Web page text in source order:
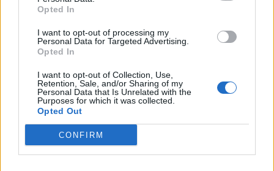
Opted In
I want to opt-out of processing my
Personal Data for Targeted Advertising.
Opted In
I want to opt-out of Collection, Use,
Retention, Sale, and/or Sharing of my
Personal Data that Is Unrelated with the
Purposes for which it was collected.
Opted Out
CONFIRM
Jonsered, men med de nya tankarna inne i produktionen
når man helt andra volymer.
miljoner liter. Det här är ett stort steg för oss och vi räknar
med att växa in i det även om det kommer att ta tid, säger
Wahlström.